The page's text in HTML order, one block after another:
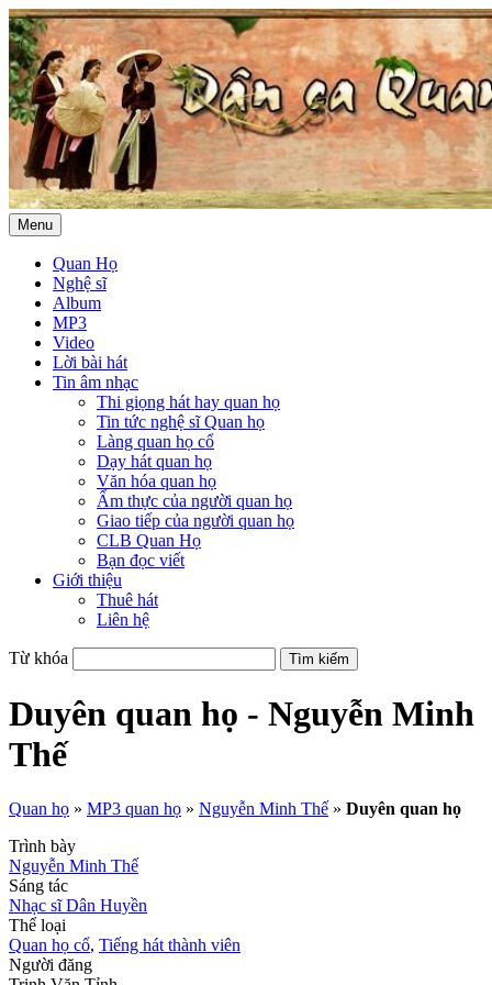
Menu
Quan Họ
Nghệ sĩ
Album
MP3
Video
Lời bài hát
Tin âm nhạc
Thi giọng hát hay quan họ
Tin tức nghệ sĩ Quan họ
Làng quan họ cổ
Dạy hát quan họ
Văn hóa quan họ
Ẩm thực của người quan họ
Giao tiếp của người quan họ
CLB Quan Họ
Bạn đọc viết
Giới thiệu
Thuê hát
Liên hệ
Từ khóa
Duyên quan họ - Nguyễn Minh
Thế
Quan họ » MP3 quan họ » Nguyễn Minh Thế » Duyên quan họ
Trình bày
Nguyễn Minh Thế
Sáng tác
Nhạc sĩ Dân Huyền
Thể loại
Quan họ cổ, Tiếng hát thành viên
Người đăng